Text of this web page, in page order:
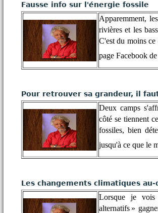
Fausse info sur l'énergie fossile
Apparemment,
rivières et les
C'est du moins ce
page Facebook
Pour retrouver sa grandeur, il
Deux camps
côté se tiennent
fossiles, bien
jusqu'à ce que le
Les changements climatiques
Lorsque je vois
alternatifs »